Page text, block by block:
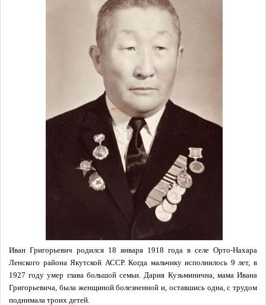
Иван Григорьевич родился 18 января 1918 года в селе Орто-Нахара
Ленского района Якутской АССР. Когда мальчику исполнилось 9 лет, в
1927 году умер глава большой семьи. Дария Кузьминична, мама Ивана
Григорьевича, была женщиной болезненной и, оставшись одна, с трудом
поднимала троих детей.